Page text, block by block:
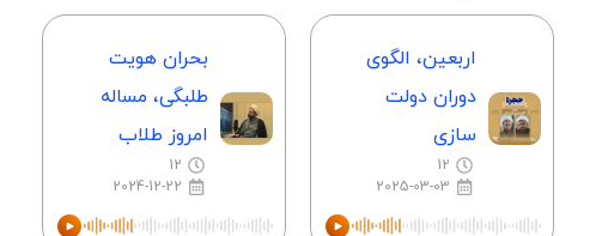
اربعین، الگوی
دوران دولت
سازی
12
2025-03-03
بحران هویت
طلبگی، مساله
امروز طلاب
12
2024-12-22